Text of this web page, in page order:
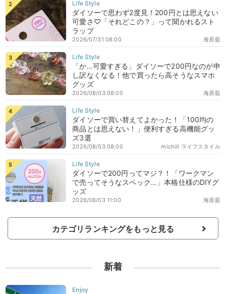
ダイソーで思わず2度見！200円とは思えない
可愛さ♡「それどこの？」って聞かれるスト
ラップ
海原藍
2026/07/31 08:00
「か…可愛すぎる」ダイソーで200円なのが申
し訳なくなる！他で買ったら高そうなスマホ
グッズ
海原藍
2026/08/03 08:00
ダイソーで買い替えてよかった！「100均の
商品とは思えない！」便利すぎる高機能グッ
ズ3選
michill ライフスタイル
2026/08/03 08:00
ダイソーで200円ってマジ？！「ワークマン
で売ってそうなスペック…」本格仕様のDIYグ
ッズ
海原藍
2026/08/03 11:00
カテゴリランキングをもっと見る
新着